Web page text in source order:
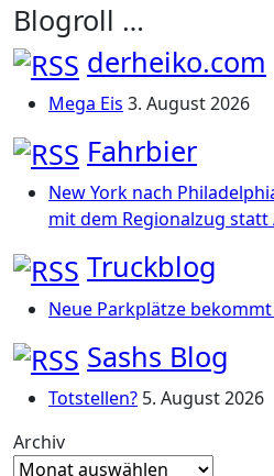
Blogroll …
derheiko.com
Mega Eis 3. August 2026
Fahrbier
New York nach
mit dem Regionalzug
Truckblog
Neue Parkplätze
Sashs Blog
Totstellen? 5. August 2026
Archiv